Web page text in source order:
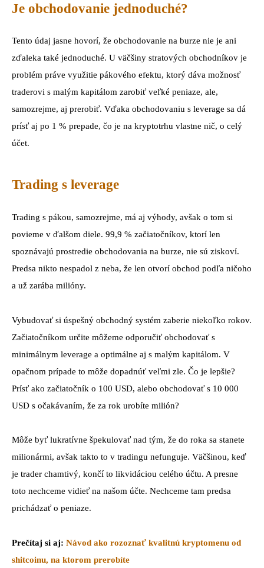
Je obchodovanie jednoduché?
Tento údaj jasne hovorí, že obchodovanie na burze nie je ani
zďaleka také jednoduché. U väčšiny stratových obchodníkov je
problém práve využitie pákového efektu, ktorý dáva možnosť
traderovi s malým kapitálom zarobiť veľké peniaze, ale,
samozrejme, aj prerobiť. Vďaka obchodovaniu s leverage sa dá
prísť aj po 1 % prepade, čo je na kryptotrhu vlastne nič, o celý
účet.
Trading s leverage
Trading s pákou, samozrejme, má aj výhody, avšak o tom si
povieme v ďalšom diele. 99,9 % začiatočníkov, ktorí len
spoznávajú prostredie obchodovania na burze, nie sú ziskoví.
Predsa nikto nespadol z neba, že len otvorí obchod podľa ničoho
a už zarába milióny.
Vybudovať si úspešný obchodný systém zaberie niekoľko rokov.
Začiatočníkom určite môžeme odporučiť obchodovať s
minimálnym leverage a optimálne aj s malým kapitálom. V
opačnom prípade to môže dopadnúť veľmi zle. Čo je lepšie?
Prísť ako začiatočník o 100 USD, alebo obchodovať s 10 000
USD s očakávaním, že za rok urobíte milión?
Môže byť lukratívne špekulovať nad tým, že do roka sa stanete
milionármi, avšak takto to v tradingu nefunguje. Väčšinou, keď
je trader chamtivý, končí to likvidáciou celého účtu. A presne
toto nechceme vidieť na našom účte. Nechceme tam predsa
prichádzať o peniaze.
Prečítaj si aj: Návod ako rozoznať kvalitnú kryptomenu od
shitcoinu, na ktorom prerobíte